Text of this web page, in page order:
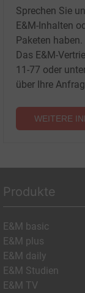
Sprechen Sie
E&M-Inhalten
Paketen haben.
Das E&M-
11-77 oder
über Ihre
WEITERE
Produkte
E&M basic
E&M plus
E&M daily
E&M Studien
E&M TV